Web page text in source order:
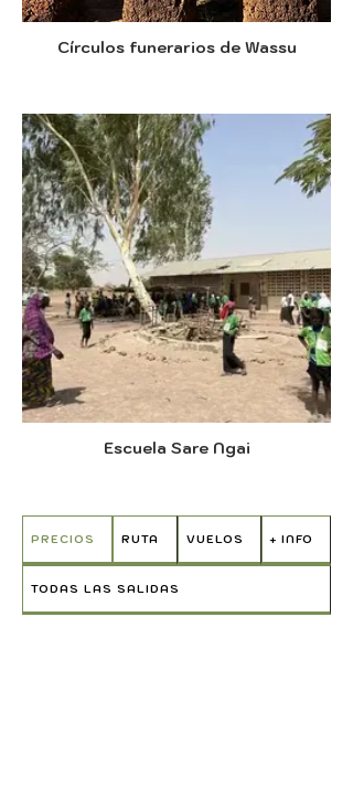
Círculos funerarios de Wassu
Escuela Sare Ngai
PRECIOS RUTA VUELOS + INFO
TODAS LAS SALIDAS